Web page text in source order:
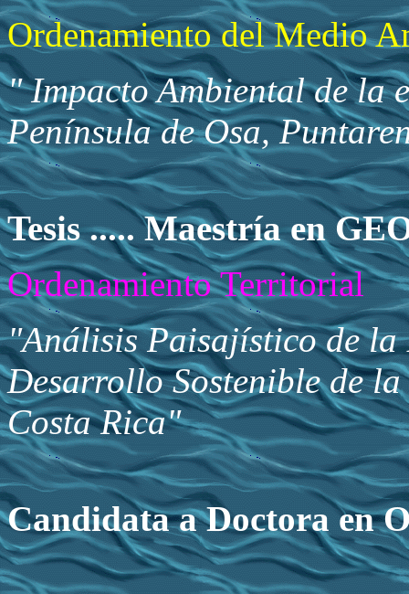
Ordenamiento del Medio
" Impacto Ambiental de la
Península de Osa,
Tesis ..... Maestría en
Ordenamiento Territorial
"Análisis Paisajístico de la
Desarrollo Sostenible de
Costa Rica"
Candidata a Doctora en